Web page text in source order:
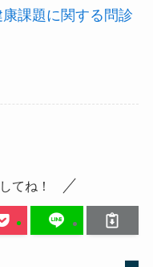
課題に関する問診
てね！